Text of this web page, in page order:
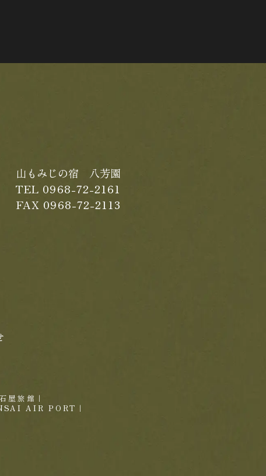
山もみじの宿 八芳園
TEL 0968-72-2161
FAX 0968-72-2113
屋旅館 ｜
AIR PORT ｜